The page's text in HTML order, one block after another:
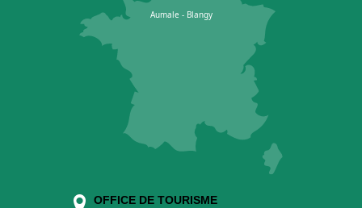
OFFICE DE TOURISME